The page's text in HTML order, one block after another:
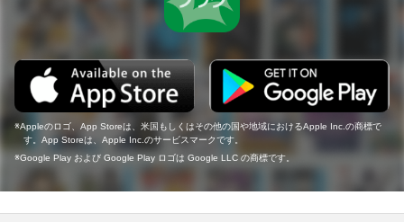
Appleのロゴ、App Storeは、米国もしくはその他の国や地域におけるApple Inc.の商標で
す。App Storeは、Apple Inc.のサービスマークです。
Google Play および Google Play ロゴは Google LLC の商標です。